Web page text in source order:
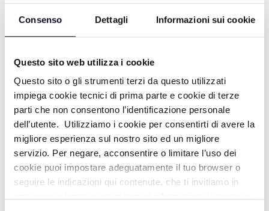
Consenso Dettagli Informazioni sui cookie
Questo sito web utilizza i cookie
Questo sito o gli strumenti terzi da questo utilizzati
impiega cookie tecnici di prima parte e cookie di terze
parti che non consentono l’identificazione personale
dell’utente. Utilizziamo i cookie per consentirti di avere la
migliore esperienza sul nostro sito ed un migliore
servizio. Per negare, acconsentire o limitare l’uso dei
cookie puoi impostare adeguatamente il tuo browser o
seguire le indicazioni qui contenute, che ti invitiamo in
#FOCUS / FACCIA A FACCIA
14:00
TG GIORNO
TG SPORT
15:00
AGRILINEA